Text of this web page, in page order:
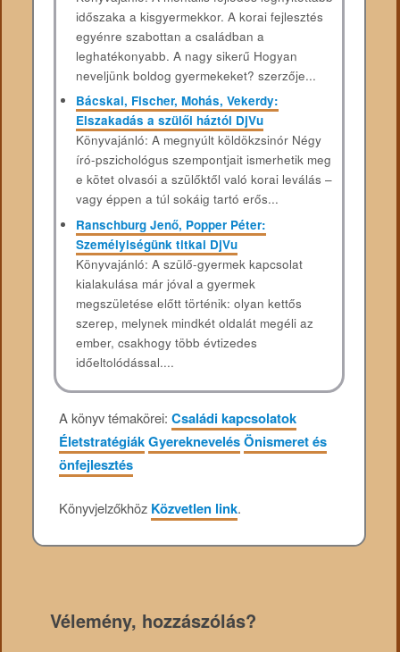
időszaka a kisgyermekkor. A korai fejlesztés
egyénre szabottan a családban a
leghatékonyabb. A nagy sikerű Hogyan
neveljünk boldog gyermekeket? szerzője...
Bácskai, Fischer, Mohás, Vekerdy:
Elszakadás a szülői háztól DjVu
Könyvajánló: A megnyúlt köldökzsinór Négy
író-pszichológus szempontjait ismerhetik meg
e kötet olvasói a szülőktől való korai leválás –
vagy éppen a túl sokáig tartó erős...
Ranschburg Jenő, Popper Péter:
Személyiségünk titkai DjVu
Könyvajánló: A szülő-gyermek kapcsolat
kialakulása már jóval a gyermek
megszületése előtt történik: olyan kettős
szerep, melynek mindkét oldalát megéli az
ember, csakhogy több évtizedes
időeltolódással....
A könyv témakörei:Családi kapcsolatok
ÉletstratégiákGyereknevelésÖnismeret és
önfejlesztés
Könyvjelzőkhöz Közvetlen link.
Vélemény, hozzászólás?